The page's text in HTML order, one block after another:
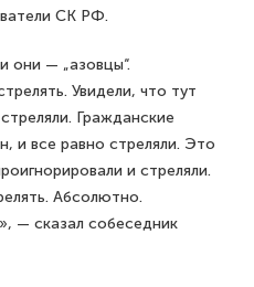
СК РФ.
они — „азовцы“.
Увидели, что тут
Гражданские
и все равно стреляли. Это
и стреляли.
Абсолютно.
— сказал собеседник